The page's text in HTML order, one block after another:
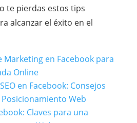
te pierdas estos tips
alcanzar el éxito en el
Marketing en Facebook para
Online
en Facebook: Consejos
Web
Claves para una